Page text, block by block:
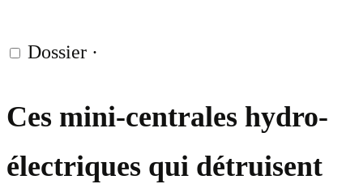
Dossier ·
Ces mini-centrales hydro-
électriques qui détruisent